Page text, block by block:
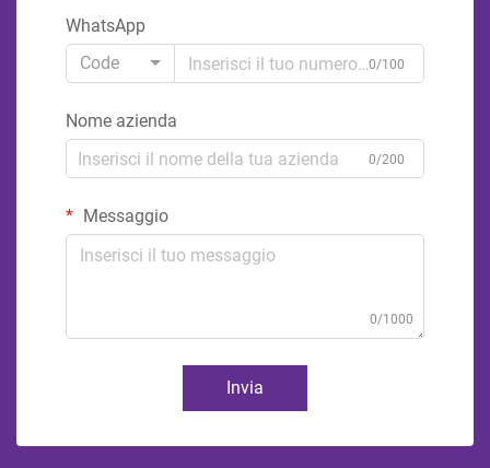
WhatsApp
Code
0/100
Nome azienda
0/200
Messaggio
0/1000
Invia